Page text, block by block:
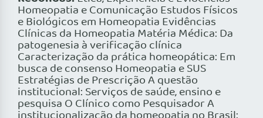
Homeopatia e Comunicação Estudos Físicos
e Biológicos em Homeopatia Evidências
Clínicas da Homeopatia Matéria Médica: Da
patogenesia à verificação clínica
Caracterização da prática homeopática: Em
busca de consenso Homeopatia e SUS
Estratégias de Prescrição A questão
institucional: Serviços de saúde, ensino e
pesquisa O Clínico como Pesquisador A